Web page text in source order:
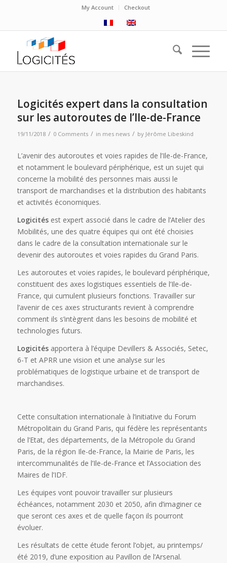
My Account Checkout
Logicités expert dans la consultation
sur les autoroutes de l’Ile-de-France
19/11/2018 / 0 Comments / in mes news / by Jérôme Libeskind
L’avenir des autoroutes et voies rapides de l’Ile-de-France,
et notamment le boulevard périphérique, est un sujet qui
concerne la mobilité des personnes mais aussi le
transport de marchandises et la distribution des habitants
et activités économiques.
Logicitésest expert associé dans le cadre de l’Atelier des
Mobilités, une des quatre équipes qui ont été choisies
dans le cadre de la consultation internationale sur le
devenir des autoroutes et voies rapides du Grand Paris.
Les autoroutes et voies rapides, le boulevard périphérique,
constituent des axes logistiques essentiels de l’Ile-de-
France, qui cumulent plusieurs fonctions. Travailler sur
l’avenir de ces axes structurants revient à comprendre
comment ils s’intègrent dans les besoins de mobilité et
technologies futurs.
Logicitésapportera à l’équipe Devillers & Associés, Setec,
6-T et APRR une vision et une analyse sur les
problématiques de logistique urbaine et de transport de
marchandises.
Cette consultation internationale à l’initiative du Forum
Métropolitain du Grand Paris, qui fédère les représentants
de l’Etat, des départements, de la Métropole du Grand
Paris, de la région Ile-de-France, la Mairie de Paris, les
intercommunalités de l’Ile-de-France et l’Association des
Maires de l’IDF.
Les équipes vont pouvoir travailler sur plusieurs
échéances, notamment 2030 et 2050, afin d’imaginer ce
que seront ces axes et de quelle façon ils pourront
évoluer.
Les résultats de cette étude feront l’objet, au printemps/
été 2019, d’une exposition au Pavillon de l’Arsenal.